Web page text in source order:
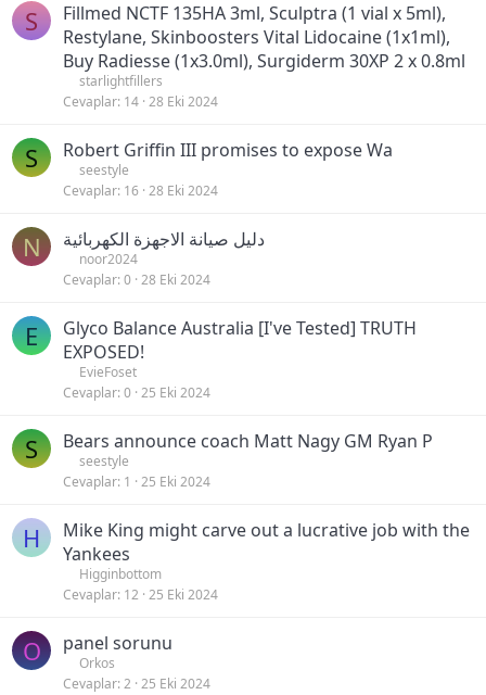
S
Fillmed NCTF 135HA 3ml, Sculptra (1 vial x 5ml),
Restylane, Skinboosters Vital Lidocaine (1x1ml),
Buy Radiesse (1x3.0ml), Surgiderm 30XP 2 x 0.8ml
starlightfillers
Cevaplar 14 28 Eki 2024
S Robert Griffin III promises to expose Wa
seestyle
Cevaplar 16 28 Eki 2024
N دليل صيانة الاجهزة الكهربائية
noor2024
Cevaplar 0 28 Eki 2024
E
Glyco Balance Australia [I've Tested] TRUTH
EXPOSED!
EvieFoset
Cevaplar 0 25 Eki 2024
S Bears announce coach Matt Nagy GM Ryan P
seestyle
Cevaplar 1 25 Eki 2024
H
Mike King might carve out a lucrative job with the
Yankees
Higginbottom
Cevaplar 12 25 Eki 2024
O panel sorunu
Orkos
Cevaplar 2 25 Eki 2024